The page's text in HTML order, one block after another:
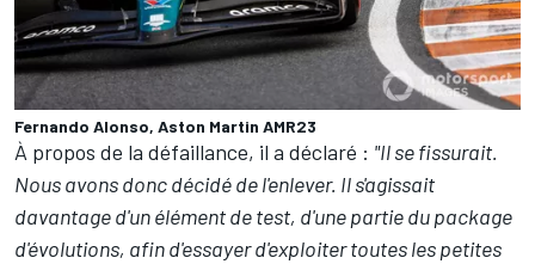
Fernando Alonso, Aston Martin AMR23
À propos de la défaillance, il a déclaré : "Il se fissurait.
Nous avons donc décidé de l'enlever. Il s'agissait
davantage d'un élément de test, d'une partie du package
d'évolutions, afin d'essayer d'exploiter toutes les petites